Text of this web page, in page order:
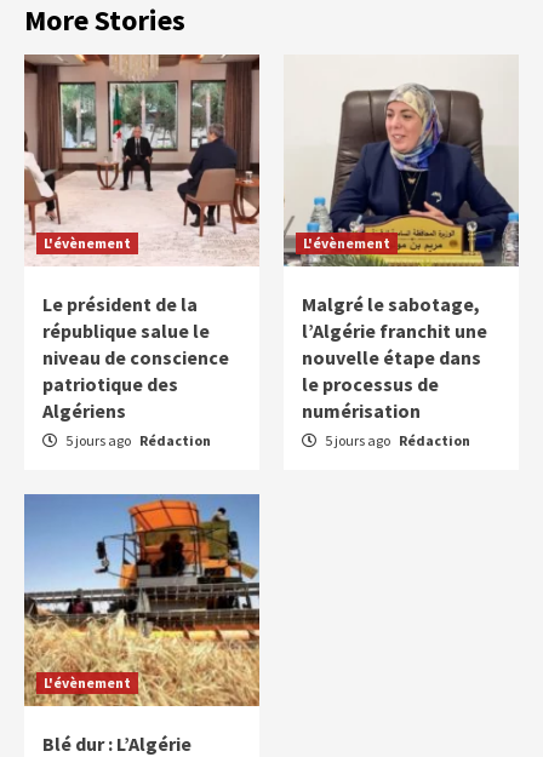
More Stories
L'évènement
Le président de la
république salue le
niveau de conscience
patriotique des
Algériens
5 jours ago Rédaction
L'évènement
Malgré le sabotage,
l’Algérie franchit une
nouvelle étape dans
le processus de
numérisation
5 jours ago Rédaction
L'évènement
Blé dur : L’Algérie